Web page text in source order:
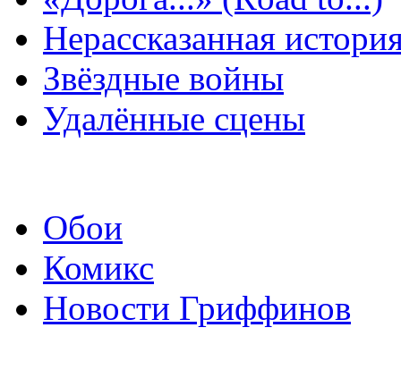
Нерассказанная
Звёздные войны
Удалённые сцены
Обои
Комикс
Новости Гриффинов